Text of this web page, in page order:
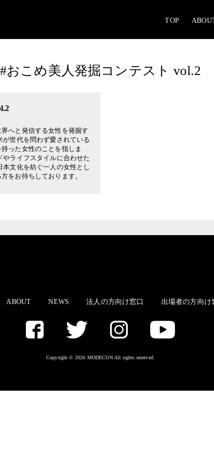
TOP
#おこめ美人発掘コンテスト vol.2
へと発信する女性を発掘す
世代を問わず愛されている
った女性のことを指しま
ライフスタイルに合わせた
文化を紡ぐ一人の女性とし
をお待ちしております。
ABOUT NEWS 法人の方向け窓口 出場者の方向け
Copyright © 2026 MODECON All rights reserved.